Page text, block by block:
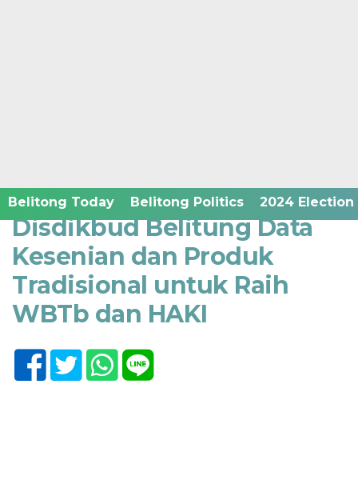
Belitong Today Belitong Politics 2024 Election
Selasa, 7 Februari 2023 - 07:02 WIB
Disdikbud Belitung Data
Kesenian dan Produk
Tradisional untuk Raih
WBTb dan HAKI